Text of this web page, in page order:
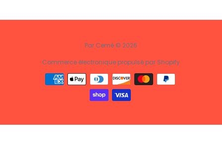
Par Cemé © 2026
Commerce électronique propulsé par Shopify